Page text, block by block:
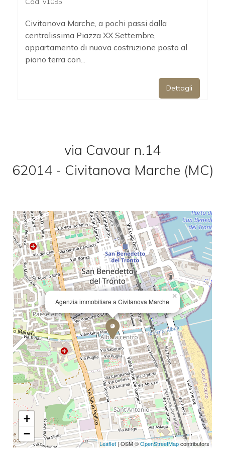
Civitanova Marche, a pochi passi dalla
centralissima Piazza XX Settembre,
appartamento di nuova costruzione posto al
piano terra con...
Dettagli
via Cavour n.14
62014 - Civitanova Marche (MC)
Agenzia immobiliare a Civitanova Marche
×
+
−
Leaflet| OSM ©OpenStreetMapcontributors
Posto auto/Box
Balcone/Terrazzo
Lusso